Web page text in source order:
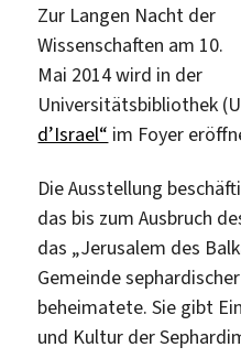
Zur Langen Nacht der
Wissenschaften am 10.
Mai 2014 wird in der
Universitätsbibliothek
d’Israel“ im Foyer
Die Ausstellung
das bis zum Ausbruch
das „Jerusalem des
Gemeinde
beheimatete. Sie gibt
und Kultur der